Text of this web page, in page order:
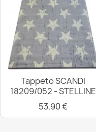
Tappeto SCANDI
18209/052 - STELLINE
53,90 €